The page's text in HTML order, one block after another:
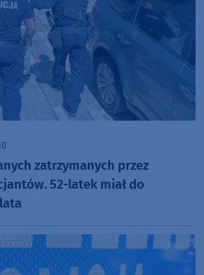
zatrzymanych przez
52-latek miał do